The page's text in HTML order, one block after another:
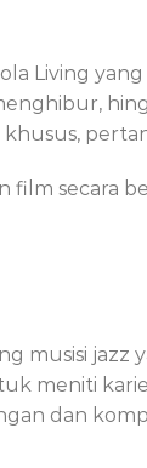
Living
film secara
musisi
meniti
dan